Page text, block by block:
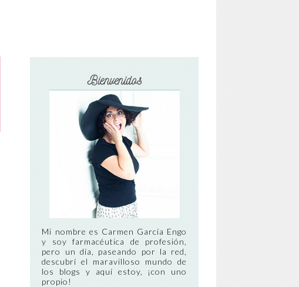
Mi nombre es Carmen García Engo
y soy farmacéutica de profesión,
pero un día, paseando por la red,
descubrí el maravilloso mundo de
los blogs y aquí estoy, ¡con uno
propio!